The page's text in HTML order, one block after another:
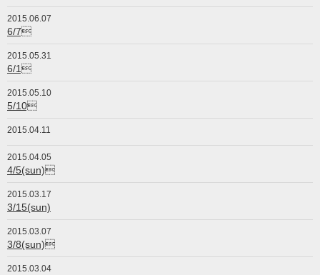
2015.06.07
6/7
2015.05.31
6/1
2015.05.10
5/10
2015.04.11
2015.04.05
4/5(sun)
2015.03.17
3/15(sun)
2015.03.07
3/8(sun)
2015.03.04